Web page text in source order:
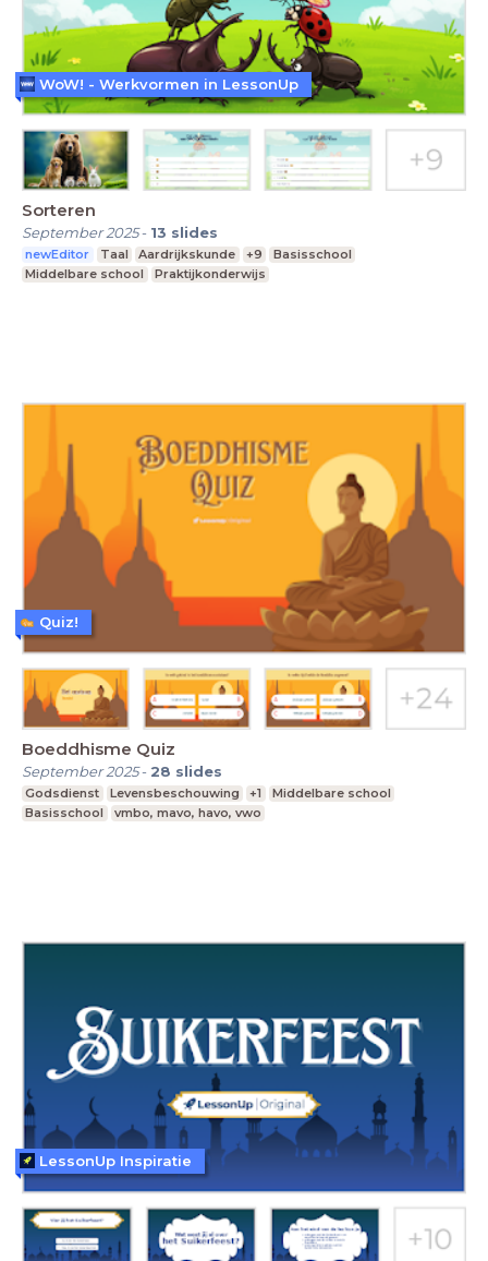
Sorteren
September 2025- 13 slides
newEditor Taal Aardrijkskunde +9
Basisschool
Middelbare school
Praktijkonderwijs
WoW! - Werkvormen in LessonUp
Boeddhisme Quiz
September 2025- 28 slides
Godsdienst Levensbeschouwing +1
Middelbare school
Basisschool
vmbo, mavo, havo, vwo
Quiz!
LessonUp Inspiratie